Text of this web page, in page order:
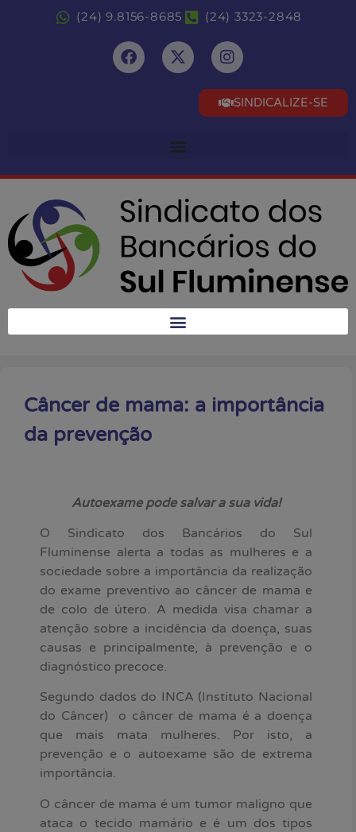
(24) 9.8156-8685 (24) 3323-2848
SINDICALIZE-SE
Câncer de mama: a importância
da prevenção
Autoexame pode salvar a sua vida!
O Sindicato dos Bancários do Sul
Fluminense alerta a todas as mulheres e a
sociedade sobre a importância da realização
do exame preventivo ao câncer de mama e
de colo de útero. A medida visa chamar a
atenção sobre a incidência da doença, suas
causas e principalmente, à prevenção e o
diagnóstico precoce.
Segundo dados do INCA (Instituto Nacional
do Câncer) o câncer de mama é a doença
que mais mata mulheres. Por isto, a
prevenção e o autoexame são de extrema
importância.
O câncer de mama é um tumor maligno que
ataca o tecido mamário e é um dos tipos